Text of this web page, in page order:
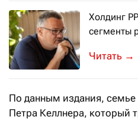
Холдинг
сегменты
→
По данным издания,
Петра Келлнера, который